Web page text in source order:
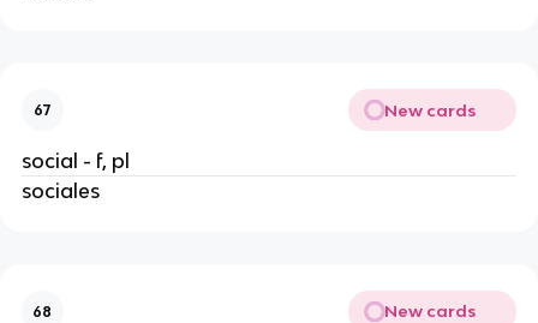
67 New cards
social - f, pl
sociales
68 New cards